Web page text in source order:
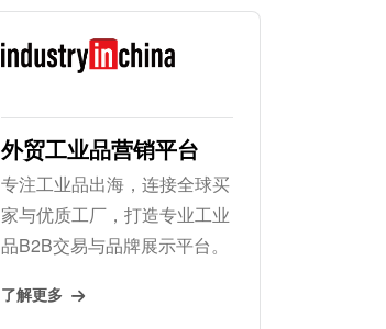
外贸工业品营销平台
专注工业品出海，连接全球买
家与优质工厂，打造专业工业
品B2B交易与品牌展示平台。
了解更多